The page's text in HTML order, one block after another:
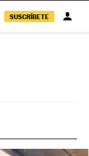
SUSCRÍBETE